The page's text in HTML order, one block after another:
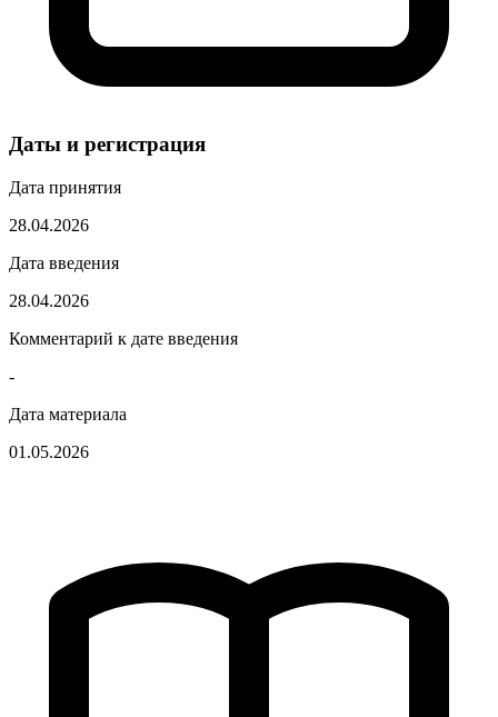
Даты и регистрация
Дата принятия
28.04.2026
Дата введения
28.04.2026
Комментарий к дате введения
-
Дата материала
01.05.2026